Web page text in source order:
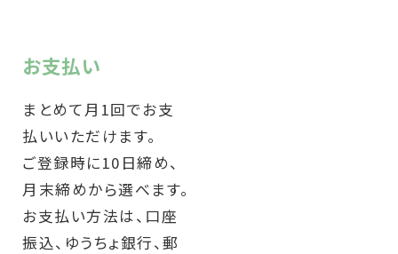
お支払い
まとめて月1回でお支
払いいただけます。
ご登録時に10日締め、
月末締めから選べます。
お支払い方法は、口座
振込、ゆうちょ銀行、郵